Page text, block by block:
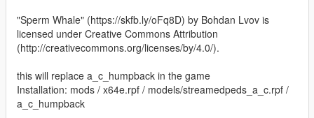
"Sperm Whale" (https://skfb.ly/oFq8D) by Bohdan Lvov is
licensed under Creative Commons Attribution
(http://creativecommons.org/licenses/by/4.0/).
this will replace a_c_humpback in the game
Installation: mods / x64e.rpf / models/streamedpeds_a_c.rpf /
a_c_humpback